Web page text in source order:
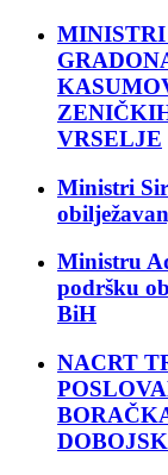
VRSELJE
Ministri
Ministru
podršku
BiH
NACRT